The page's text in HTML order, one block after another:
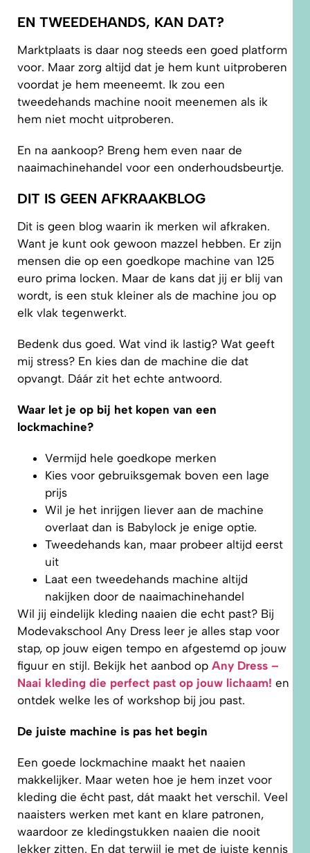
EN TWEEDEHANDS, KAN DAT?
Marktplaats is daar nog steeds een goed platform
voor. Maar zorg altijd dat je hem kunt uitproberen
voordat je hem meeneemt. Ik zou een
tweedehands machine nooit meenemen als ik
hem niet mocht uitproberen.
En na aankoop? Breng hem even naar de
naaimachinehandel voor een onderhoudsbeurtje.
DIT IS GEEN AFKRAAKBLOG
Dit is geen blog waarin ik merken wil afkraken.
Want je kunt ook gewoon mazzel hebben. Er zijn
mensen die op een goedkope machine van 125
euro prima locken. Maar de kans dat jij er blij van
wordt, is een stuk kleiner als de machine jou op
elk vlak tegenwerkt.
Bedenk dus goed. Wat vind ik lastig? Wat geeft
mij stress? En kies dan de machine die dat
opvangt. Dáár zit het echte antwoord.
Waar let je op bij het kopen van een
lockmachine?
Vermijd hele goedkope merken
Kies voor gebruiksgemak boven een lage
prijs
Wil je het inrijgen liever aan de machine
overlaat dan is Babylock je enige optie.
Tweedehands kan, maar probeer altijd eerst
uit
Laat een tweedehands machine altijd
nakijken door de naaimachinehandel
Wil jij eindelijk kleding naaien die echt past? Bij
Modevakschool Any Dress leer je alles stap voor
stap, op jouw eigen tempo en afgestemd op jouw
figuur en stijl. Bekijk het aanbod op Any Dress –
Naai kleding die perfect past op jouw lichaam! en
ontdek welke les of workshop bij jou past.
De juiste machine is pas het begin
Een goede lockmachine maakt het naaien
makkelijker. Maar weten hoe je hem inzet voor
kleding die écht past, dát maakt het verschil. Veel
naaisters werken met kant en klare patronen,
waardoor ze kledingstukken naaien die nooit
lekker zitten. En dat terwijl je met de juiste kennis